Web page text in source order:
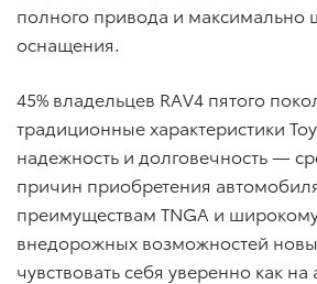
полного привода и максимально
оснащения.
45% владельцев RAV4 пятого
традиционные характеристики
надежность и долговечность —
причин приобретения
преимуществам TNGA и
внедорожных возможностей
чувствовать себя уверенно как на